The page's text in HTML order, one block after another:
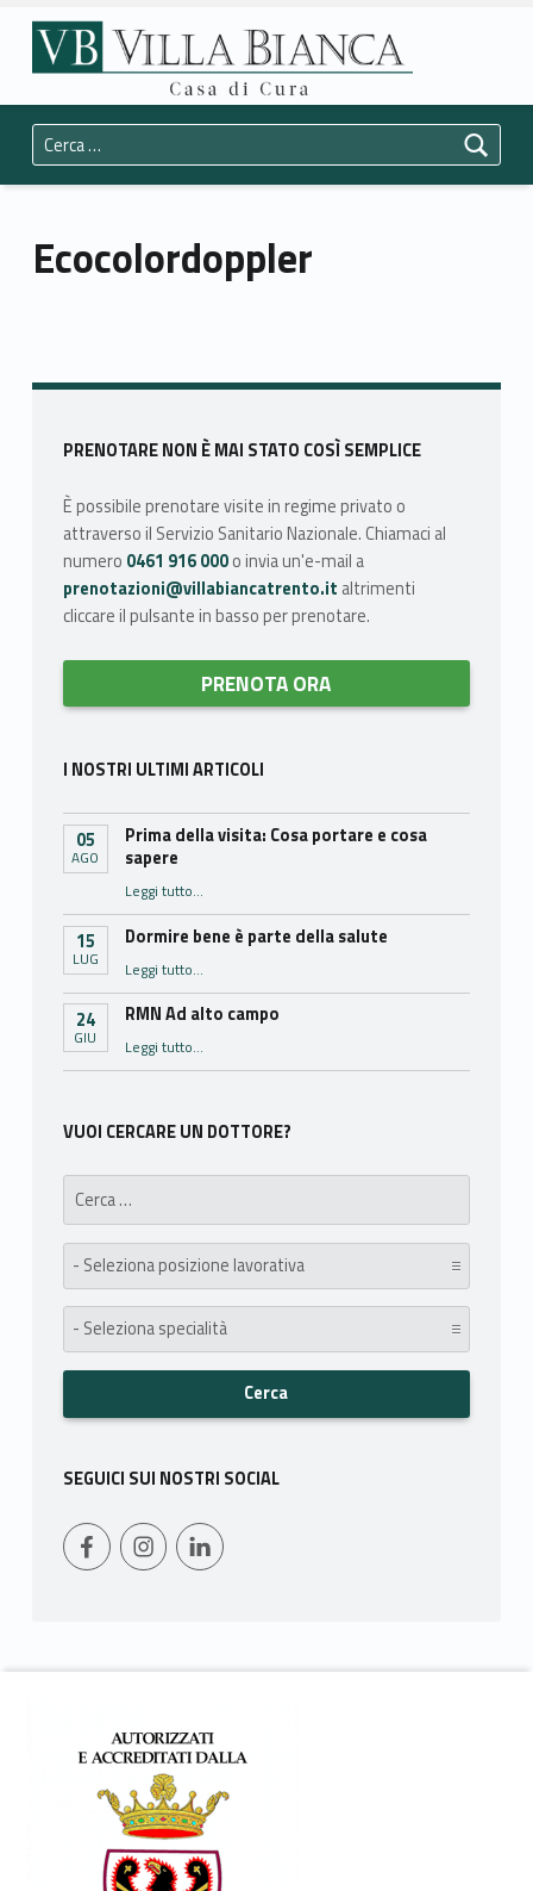
Ecocolordoppler - Casa di Cura Villa Bianca Trento
La vostra salute è la nostra priorità.
Header info sidebar
Ricerca per:
Ecocolordoppler
Sidebar
PRENOTARE NON È MAI STATO COSÌ SEMPLICE
È possibile prenotare visite in regime privato o
attraverso il Servizio Sanitario Nazionale. Chiamaci al
numero 0461 916 000o invia un'e-mail a
prenotazioni@villabiancatrento.it altrimenti
cliccare il pulsante in basso per prenotare.
PRENOTA ORA
I NOSTRI ULTIMI ARTICOLI
05
AGO
Prima della visita: Cosa portare e cosa
sapere
Leggi tutto…
15
LUG
Dormire bene è parte della salute
Leggi tutto…
24
GIU
RMN Ad alto campo
Leggi tutto…
VUOI CERCARE UN DOTTORE?
SEGUICI SUI NOSTRI SOCIAL
WebMan on FacebookInstagramLinkedIn
Footer info sidebar